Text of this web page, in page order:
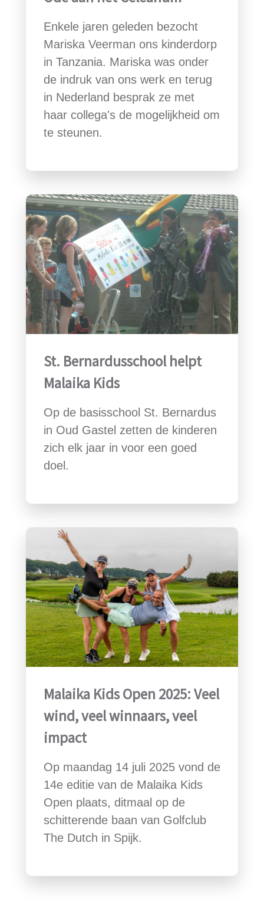
Enkele jaren geleden bezocht
Mariska Veerman ons kinderdorp
in Tanzania. Mariska was onder
de indruk van ons werk en terug
in Nederland besprak ze met
haar collega's de mogelijkheid om
te steunen.
St. Bernardusschool helpt
Malaika Kids
Op de basisschool St. Bernardus
in Oud Gastel zetten de kinderen
zich elk jaar in voor een goed
doel.
Malaika Kids Open 2025: Veel
wind, veel winnaars, veel
impact
Op maandag 14 juli 2025 vond de
14e editie van de Malaika Kids
Open plaats, ditmaal op de
schitterende baan van Golfclub
The Dutch in Spijk.